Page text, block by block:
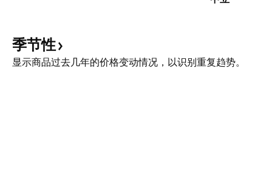
季节性
显示商品过去几年的价格变动情况，以识别重复趋势。